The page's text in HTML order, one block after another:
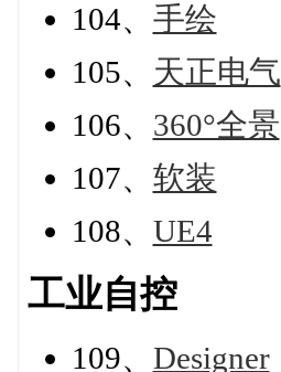
104、 手绘
105、 天正电气
106、 360°全景
107、 软装
108、 UE4
工业自控
109、 Designer